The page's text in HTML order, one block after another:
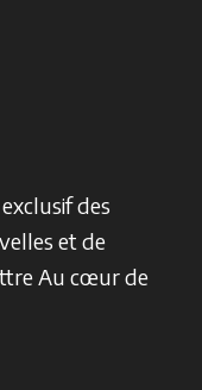
des
et de
Au cœur de